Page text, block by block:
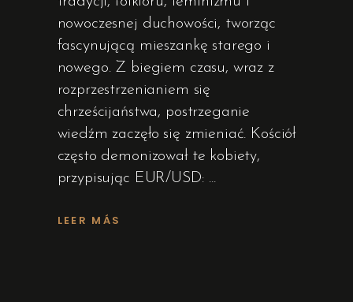
nowoczesnej duchowości, tworząc
fascynującą mieszankę starego i
nowego. Z biegiem czasu, wraz z
rozprzestrzenianiem się
chrześcijaństwa, postrzeganie
wiedźm zaczęło się zmieniać. Kościół
często demonizował te kobiety,
przypisując EUR/USD:
LEER MÁS